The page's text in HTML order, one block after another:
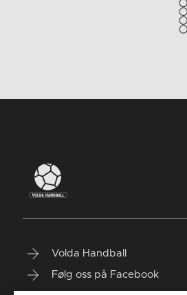
Volda Handball
Følg oss på Facebook